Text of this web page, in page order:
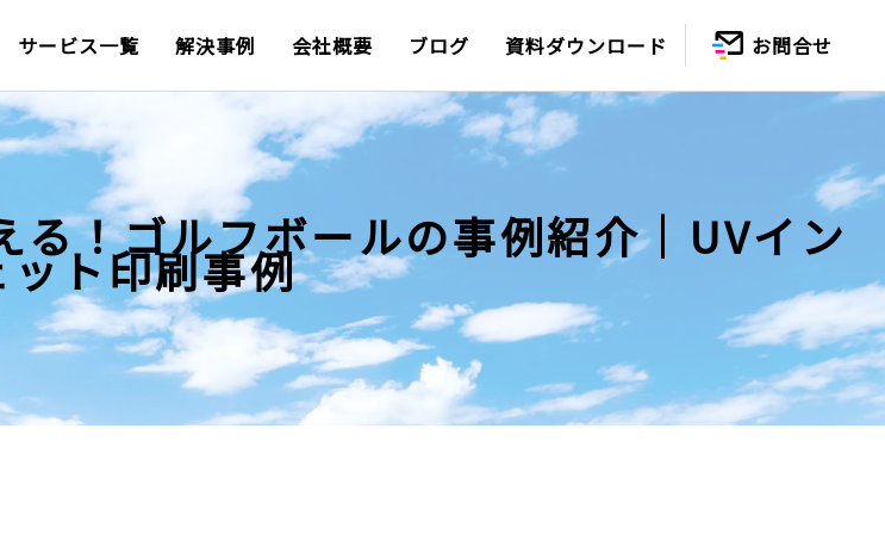
サービス一覧 解決事例 会社概要 ブログ 資料ダウンロード お問合せ
！ゴルフボールの事例紹介｜UVイン
ト印刷事例